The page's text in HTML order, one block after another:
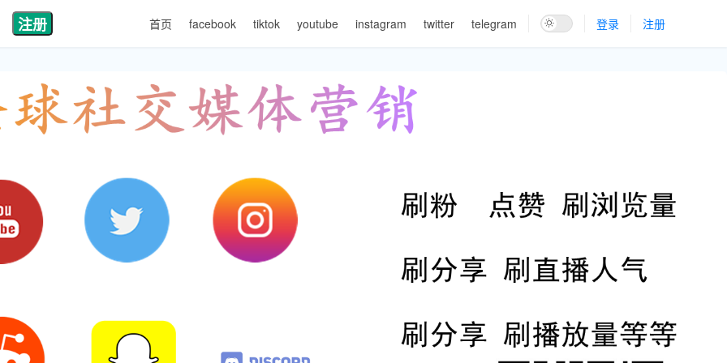
注册 首页 facebook tiktok youtube instagram twitter telegram 登录 注册